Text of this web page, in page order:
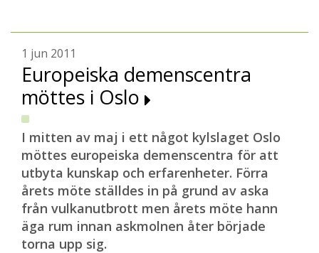
1 jun 2011
Europeiska demenscentra
möttes i Oslo
I mitten av maj i ett något kylslaget Oslo
möttes europeiska demenscentra för att
utbyta kunskap och erfarenheter. Förra
årets möte ställdes in på grund av aska
från vulkanutbrott men årets möte hann
äga rum innan askmolnen åter började
torna upp sig.